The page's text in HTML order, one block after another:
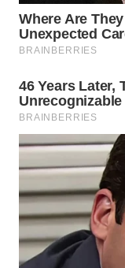
WN
KEPULAUAN
WN
TANGERANG
WN
WN
CIREBON